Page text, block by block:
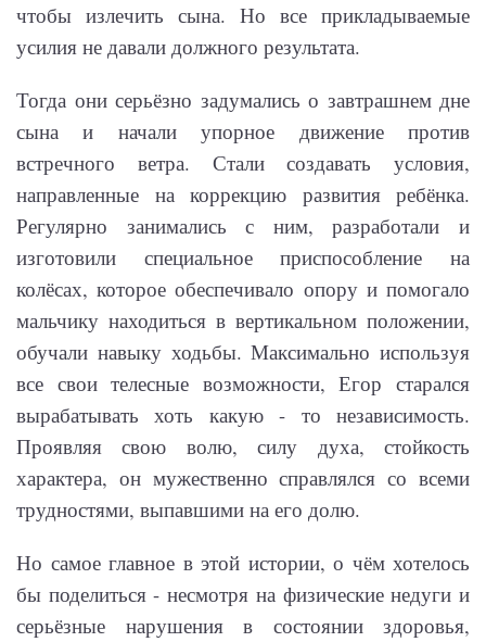
чтобы излечить сына. Но все прикладываемые
усилия не давали должного результата.
Тогда они серьёзно задумались о завтрашнем дне
сына и начали упорное движение против
встречного ветра. Стали создавать условия,
направленные на коррекцию развития ребёнка.
Регулярно занимались с ним, разработали и
изготовили специальное приспособление на
колёсах, которое обеспечивало опору и помогало
мальчику находиться в вертикальном положении,
обучали навыку ходьбы. Максимально используя
все свои телесные возможности, Егор старался
вырабатывать хоть какую - то независимость.
Проявляя свою волю, силу духа, стойкость
характера, он мужественно справлялся со всеми
трудностями, выпавшими на его долю.
Но самое главное в этой истории, о чём хотелось
бы поделиться - несмотря на физические недуги и
серьёзные нарушения в состоянии здоровья,